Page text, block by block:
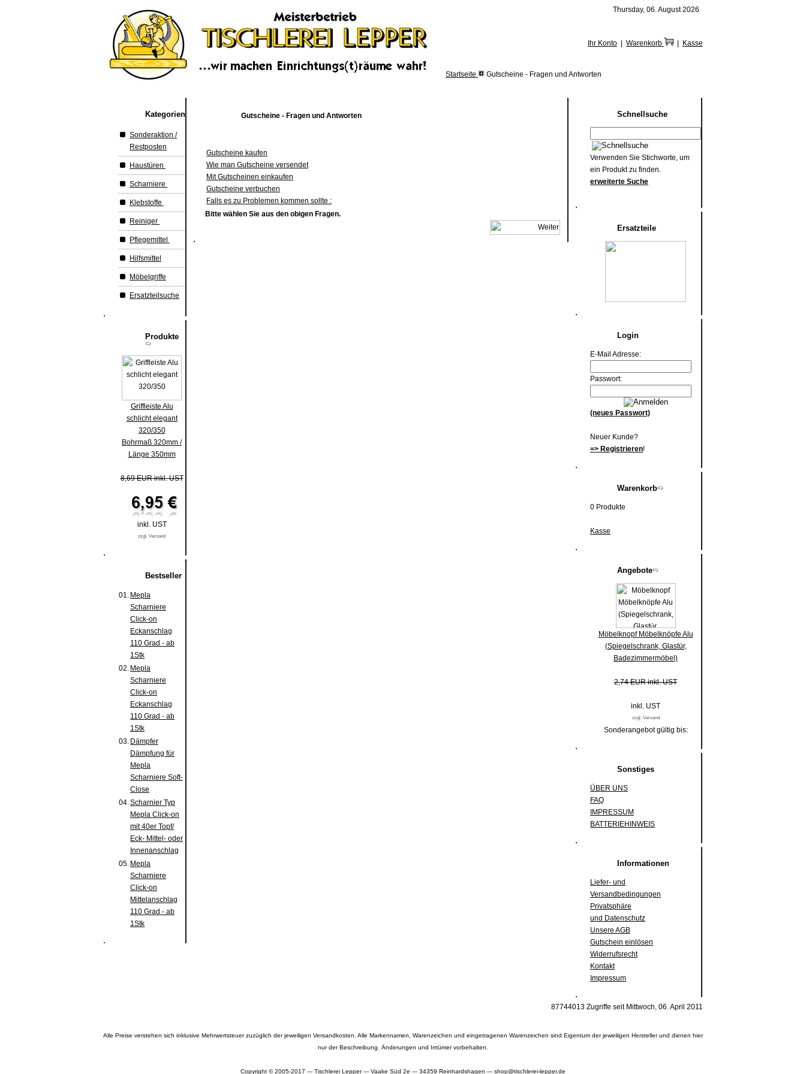
Thursday, 06. August 2026
Ihr Konto Warenkorb Kasse
Startseite Gutscheine - Fragen und Antworten
Kategorien
Sonderaktion /
Restposten
Haustüren
Scharniere
Klebstoffe
Reiniger
Pflegemittel
Hilfsmittel
Möbelgriffe
Ersatzteilsuche
Produkte
Griffleiste Alu
schlicht elegant
320/350
Bohrmaß 320mm /
Länge 350mm
8,69 EUR inkl. UST
inkl. UST
zzgl. Versand
Bestseller
01. Mepla
Scharniere
Click-on
Eckanschlag
110 Grad - ab
1Stk
02. Mepla
Scharniere
Click-on
Eckanschlag
110 Grad - ab
1Stk
03. Dämpfer
Dämpfung für
Mepla
Scharniere Soft-
Close
04.Scharnier Typ
Mepla Click-on
mit 40er Topf/
Eck- Mittel- oder
Innenanschlag
05. Mepla
Scharniere
Click-on
Mittelanschlag
110 Grad - ab
1Stk
Gutscheine - Fragen und Antworten
Gutscheine kaufen
Wie man Gutscheine versendet
Mit Gutscheinen einkaufen
Gutscheine verbuchen
Falls es zu Problemen kommen sollte :
Bitte wählen Sie aus den obigen Fragen.
Schnellsuche
Verwenden Sie Stichworte, um
ein Produkt zu finden.
erweiterte Suche
Ersatzteile
Login
E-Mail Adresse:
Passwort:
(neues Passwort)
Neuer Kunde?
=> Registrieren!
Warenkorb
0 Produkte
Kasse
Angebote
Möbelknopf Möbelknöpfe Alu
(Spiegelschrank, Glastür,
Badezimmermöbel)
2,74 EUR inkl. UST
inkl. UST
zzgl. Versand
Sonderangebot gültig bis:
Sonstiges
ÜBER UNS
FAQ
IMPRESSUM
BATTERIEHINWEIS
Informationen
Liefer- und
Versandbedingungen
Privatsphäre
und Datenschutz
Unsere AGB
Gutschein einlösen
Widerrufsrecht
Kontakt
Impressum
87744013 Zugriffe seit Mittwoch, 06. April 2011
Alle Preise verstehen sich inklusive Mehrwertsteuer zuzüglich der jeweiligen Versandkosten. Alle Markennamen, Warenzeichen und eingetragenen Warenzeichen sind Eigentum der jeweiligen Hersteller und dienen hier
nur der Beschreibung. Änderungen und Irrtümer vorbehalten.
Copyright © 2005-2017 --- Tischlerei Lepper --- Vaake Süd 2e --- 34359 Reinhardshagen --- shop@tischlerei-lepper.de